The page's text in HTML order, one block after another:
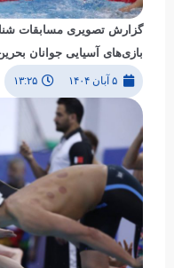
بازی‌های آسیایی جوانان بحرین
۵ آبان ۱۴۰۴ ۱۳:۲۵